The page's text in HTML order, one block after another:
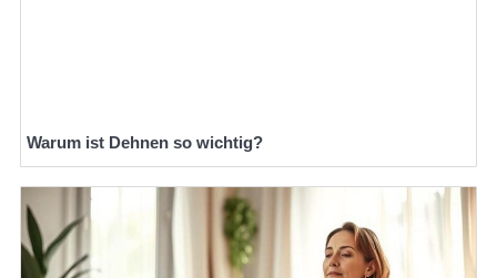
Warum ist Dehnen so wichtig?